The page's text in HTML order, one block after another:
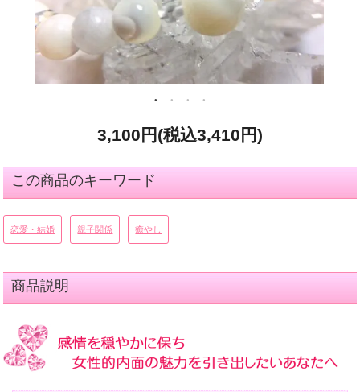
3,100円(税込3,410円)
この商品のキーワード
恋愛・結婚 親子関係 癒やし
商品説明